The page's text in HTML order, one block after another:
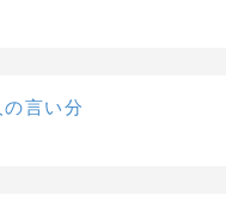
言い分